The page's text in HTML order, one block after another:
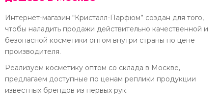
Интернет-магазин “Кристалл-Парфюм” создан для того,
чтобы наладить продажи действительно качественной и
безопасной косметики оптом внутри страны по цене
производителя.
Реализуем косметику оптом со склада в Москве,
предлагаем доступные по ценам реплики продукции
известных брендов из первых рук.